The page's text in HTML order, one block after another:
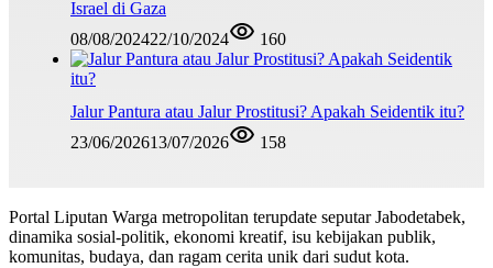
Israel di Gaza
08/08/202422/10/2024 160
Jalur Pantura atau Jalur Prostitusi? Apakah Seidentik itu?
23/06/202613/07/2026 158
Portal Liputan Warga metropolitan terupdate seputar Jabodetabek,
dinamika sosial-politik, ekonomi kreatif, isu kebijakan publik,
komunitas, budaya, dan ragam cerita unik dari sudut kota.